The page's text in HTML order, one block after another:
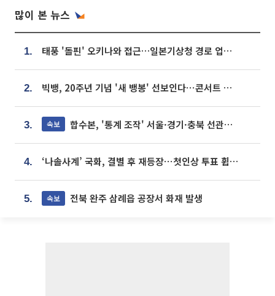
많이 본 뉴스
1. 태풍 '돌핀' 오키나와 접근…일본기상청 경로 업데이트
2. 빅뱅, 20주년 기념 '새 뱅봉' 선보인다⋯콘서트 앞두고 팝업 개최
3. 속보 합수본, '통계 조작' 서울·경기·충북 선관위 등 추가 압수수색
4. ‘나솔사계’ 국화, 결별 후 재등장⋯첫인상 투표 휩쓸고 ‘인기녀’ 등극
5. 속보 전북 완주 삼례읍 공장서 화재 발생